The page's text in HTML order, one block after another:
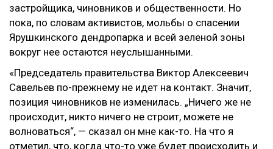
застройщика, чиновников и общественности. Но
пока, по словам активистов, мольбы о спасении
Ярушкинского дендропарка и всей зеленой зоны
вокруг нее остаются неуслышанными.
«Председатель правительства Виктор Алексеевич
Савельев по-прежнему не идет на контакт. Значит,
позиция чиновников не изменилась. „Ничего же не
происходит, никто ничего не строит, можете не
волноваться“, — сказал он мне как-то. На что я
отметил, что, когда что-то уже будет происходить и